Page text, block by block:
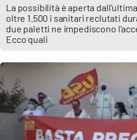
La possibilità è aperta
oltre 1.500 i sanitari reclutati
due paletti ne impediscono
Ecco quali